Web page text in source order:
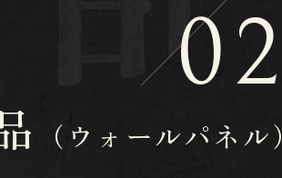
02
（ウォールパネル）